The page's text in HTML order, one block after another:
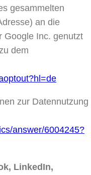
gesammelten
an die
Google Inc. genutzt
dem
zur Datennutzung
answer/6004245?
LinkedIn,